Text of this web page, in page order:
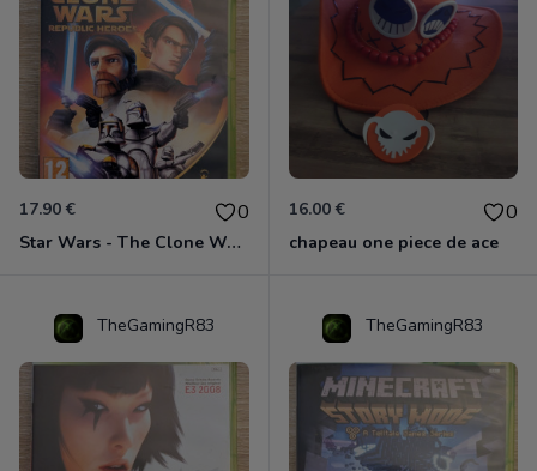
17.90 € 0
Star Wars - The Clone Wars - Les Héros De La République Xbox 360
16.00 € 0
chapeau one piece de ace
TheGamingR83 TheGamingR83